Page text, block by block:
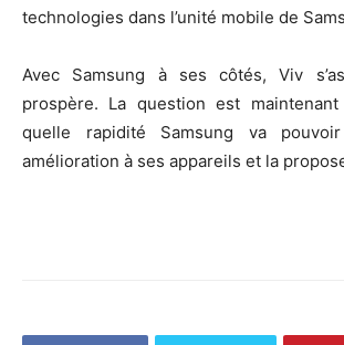
technologies dans l’unité mobile de
Avec Samsung à ses côtés, Viv
prospère. La question est
quelle rapidité Samsung va
amélioration à ses appareils et la